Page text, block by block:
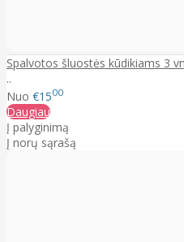
Spalvotos šluostės kūdikiams 3
..
Nuo €1500
Daugiau
Į palyginimą
Į norų sąrašą